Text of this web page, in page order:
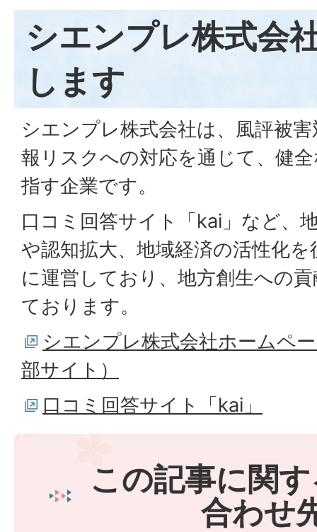
シエンプレ株式会
します
シエンプレ株式会社は、風評被
報リスクへの対応を通じて、健
指す企業です。
口コミ回答サイト「kai」など、
や認知拡大、地域経済の活性化
に運営しており、地方創生への
ております。
シエンプレ株式会社ホームペ
部サイト）
口コミ回答サイト「kai」
この記事に関
合わせ